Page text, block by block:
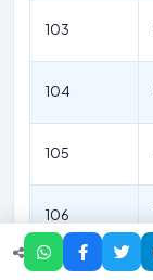
103
104
105
106